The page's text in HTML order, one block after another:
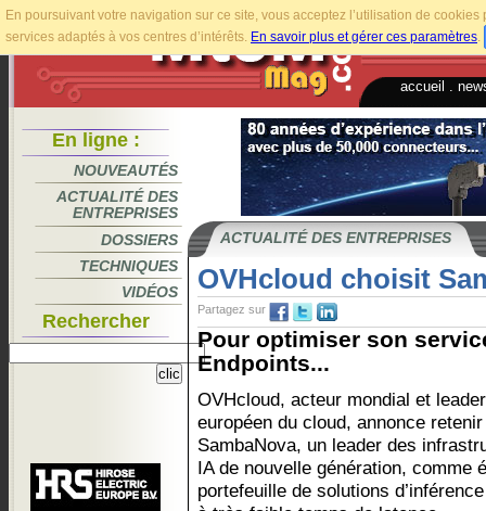
En poursuivant votre navigation sur ce site, vous acceptez l’utilisation de
services adaptés à vos centres d’intérêts. En savoir plus et gérer ces paramètres.
accueil
En ligne :
NOUVEAUTÉS
ACTUALITÉ DES
ENTREPRISES
DOSSIERS
TECHNIQUES
VIDÉOS
Rechercher
ACTUALITÉ DES ENTREPRISES
OVHcloud choisit
Partagez sur
Pour optimiser son
Endpoints...
OVHcloud, acteur mondial et leader
européen du cloud, annonce retenir
SambaNova, un leader des
IA de nouvelle génération, comme
portefeuille de solutions